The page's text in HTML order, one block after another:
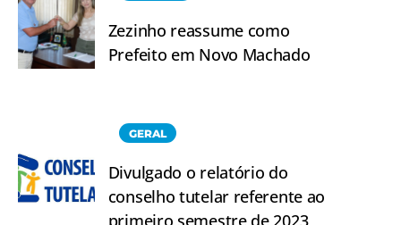
Zezinho reassume como
Prefeito em Novo Machado
GERAL
Divulgado o relatório do
conselho tutelar referente ao